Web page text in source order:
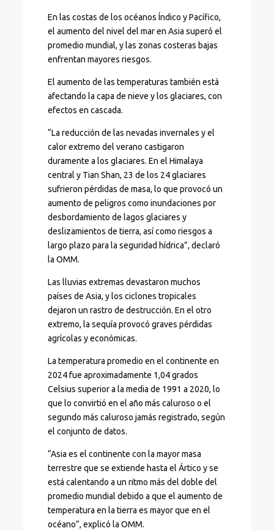
En las costas de los océanos Índico y Pacífico,
el aumento del nivel del mar en Asia superó el
promedio mundial, y las zonas costeras bajas
enfrentan mayores riesgos.
El aumento de las temperaturas también está
afectando la capa de nieve y los glaciares, con
efectos en cascada.
“La reducción de las nevadas invernales y el
calor extremo del verano castigaron
duramente a los glaciares. En el Himalaya
central y Tian Shan, 23 de los 24 glaciares
sufrieron pérdidas de masa, lo que provocó un
aumento de peligros como inundaciones por
desbordamiento de lagos glaciares y
deslizamientos de tierra, así como riesgos a
largo plazo para la seguridad hídrica”, declaró
la OMM.
Las lluvias extremas devastaron muchos
países de Asia, y los ciclones tropicales
dejaron un rastro de destrucción. En el otro
extremo, la sequía provocó graves pérdidas
agrícolas y económicas.
La temperatura promedio en el continente en
2024 fue aproximadamente 1,04 grados
Celsius superior a la media de 1991 a 2020, lo
que lo convirtió en el año más caluroso o el
segundo más caluroso jamás registrado, según
el conjunto de datos.
“Asia es el continente con la mayor masa
terrestre que se extiende hasta el Ártico y se
está calentando a un ritmo más del doble del
promedio mundial debido a que el aumento de
temperatura en la tierra es mayor que en el
océano”, explicó la OMM.